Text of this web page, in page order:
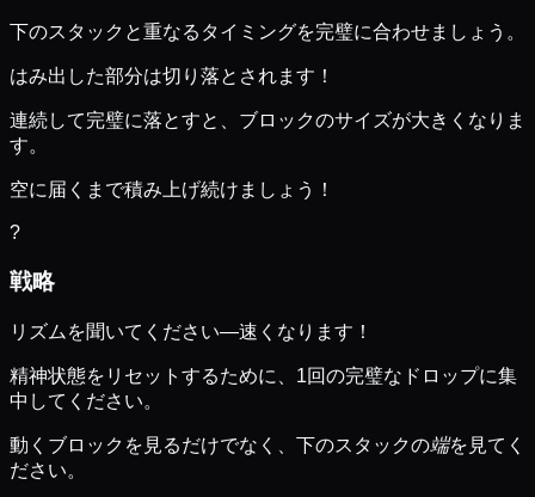
下のスタックと重なるタイミングを完璧に合わせましょう。
はみ出した部分は切り落とされます！
連続して完璧に落とすと、ブロックのサイズが大きくなりま
す。
空に届くまで積み上げ続けましょう！
?
戦略
リズムを聞いてください—速くなります！
精神状態をリセットするために、1回の完璧なドロップに集
中してください。
動くブロックを見るだけでなく、下のスタックの端を見てく
ださい。